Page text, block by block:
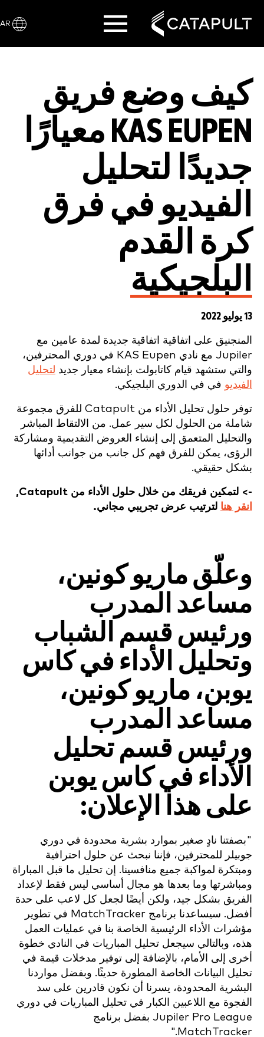
كيف وضع فريق
KAS EUPEN معيارًا
جديدًا لتحليل
الفيديو في فرق
كرة القدم
البلجيكية
13 يوليو 2022
المنجنيق على اتفاقية اتفاقية جديدة لمدة عامين مع
Jupiler
مع نادي KAS Eupen في دوري المحترفين،
والتي ستشهد قيام كاتابولت بإنشاء معيار جديد لتحليل
الفيديو في في الدوري البلجيكي.
توفر حلول تحليل الأداء من Catapult للفرق مجموعة
شاملة من الحلول لكل سير عمل. من الالتقاط المباشر
والتحليل المتعمق إلى إنشاء العروض التقديمية ومشاركة
الرؤى، يمكن للفرق فهم كل جانب من جوانب أدائها
بشكل حقيقي.
-> لتمكين فريقك من خلال حلول الأداء من Catapult,
انقر هنا لترتيب عرض تجريبي مجاني.
وعلّق ماريو كونين،
مساعد المدرب
ورئيس قسم الشباب
وتحليل الأداء في كاس
يوبن، ماريو كونين،
مساعد المدرب
ورئيس قسم تحليل
الأداء في كاس يوبن
على هذا الإعلان:
"بصفتنا نادٍ صغير بموارد بشرية محدودة في دوري
جوبيلر للمحترفين، فإننا نبحث عن حلول احترافية
ومبتكرة لمواكبة جميع منافسينا. إن تحليل ما قبل المباراة
ومباشرتها وما بعدها هو مجال أساسي ليس فقط لإعداد
الفريق بشكل جيد، ولكن أيضًا لجعل كل لاعب على حدة
أفضل. سيساعدنا برنامج MatchTracker في تطوير
مؤشرات الأداء الرئيسية الخاصة بنا في عمليات العمل
هذه، وبالتالي سيجعل تحليل المباريات في النادي خطوة
أخرى إلى الأمام، بالإضافة إلى توفير مدخلات قيمة في
تحليل البيانات الخاصة المطورة حديثًا. وبفضل مواردنا
البشرية المحدودة، يسرنا أن نكون قادرين على سد
الفجوة مع اللاعبين الكبار في تحليل المباريات في دوري
Jupiler Pro League بفضل برنامج
MatchTracker."